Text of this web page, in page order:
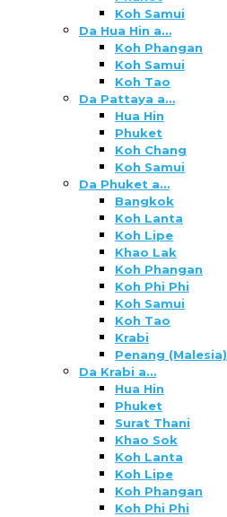
Koh Samui
Da Hua Hin a…
Koh Phangan
Koh Samui
Koh Tao
Da Pattaya a…
Hua Hin
Phuket
Koh Chang
Koh Samui
Da Phuket a…
Bangkok
Koh Lanta
Koh Lipe
Khao Lak
Koh Phangan
Koh Phi Phi
Koh Samui
Koh Tao
Krabi
Penang (Malesia)
Da Krabi a…
Hua Hin
Phuket
Surat Thani
Khao Sok
Koh Lanta
Koh Lipe
Koh Phangan
Koh Phi Phi